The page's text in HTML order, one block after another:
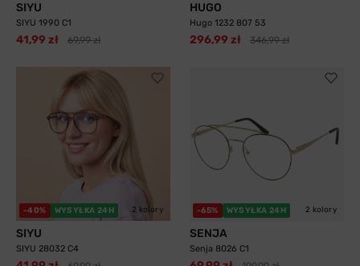
SIYU
SIYU 1990 C1
41,99 zł 69,99 zł
HUGO
Hugo 1232 807 53
296,99 zł 346,99 zł
-40% WYSYŁKA 24H 2 kolory
SIYU
SIYU 28032 C4
-65% WYSYŁKA 24H 2 kolory
SENJA
Senja 8026 C1